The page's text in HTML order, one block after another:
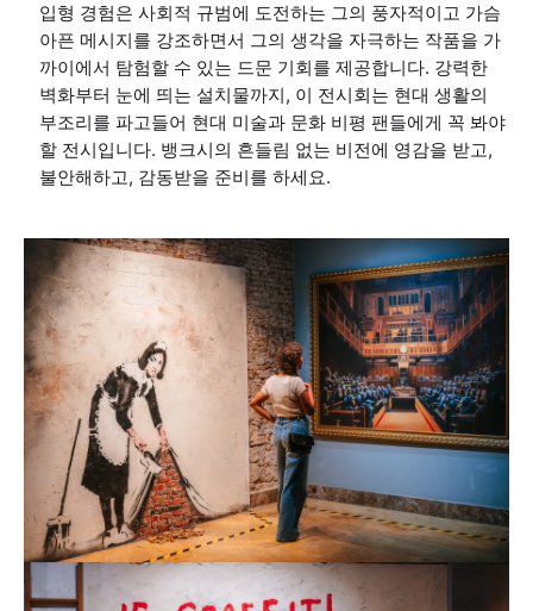
입형 경험은 사회적 규범에 도전하는 그의 풍자적이고 가슴
아픈 메시지를 강조하면서 그의 생각을 자극하는 작품을 가
까이에서 탐험할 수 있는 드문 기회를 제공합니다. 강력한
벽화부터 눈에 띄는 설치물까지, 이 전시회는 현대 생활의
부조리를 파고들어 현대 미술과 문화 비평 팬들에게 꼭 봐야
할 전시입니다. 뱅크시의 흔들림 없는 비전에 영감을 받고,
불안해하고, 감동받을 준비를 하세요.